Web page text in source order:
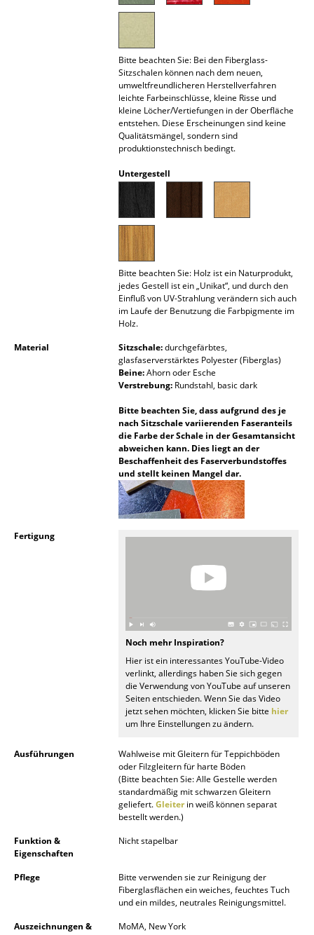
Nachttische & Bettzubehör
Figuren & Miniaturen
Aufbewahrungsboxen
Schlafzimmer
Diele
Balkon & Garten
Bitte beachten Sie: Bei den Fiberglass-
Sitzschalen können nach dem neuen,
umweltfreundlicheren Herstellverfahren
leichte Farbeinschlüsse, kleine Risse und
kleine Löcher/Vertiefungen in der Oberfläche
entstehen. Diese Erscheinungen sind keine
Qualitätsmängel, sondern sind
produktionstechnisch bedingt.
Untergestell
Bitte beachten Sie: Holz ist ein Naturprodukt,
jedes Gestell ist ein „Unikat“, und durch den
Einfluß von UV-Strahlung verändern sich auch
im Laufe der Benutzung die Farbpigmente im
Holz.
Material
Sitzschale:durchgefärbtes,
glasfaserverstärktes Polyester (Fiberglas)
Beine:Ahorn oder Esche
Verstrebung: Rundstahl, basic dark
Bitte beachten Sie, dass aufgrund des je
nach Sitzschale variierenden Faseranteils
die Farbe der Schale in der Gesamtansicht
abweichen kann. Dies liegt an der
Beschaffenheit des Faserverbundstoffes
und stellt keinen Mangel dar.
Fertigung
Noch mehr Inspiration?
Hier ist ein interessantes YouTube-Video
verlinkt, allerdings haben Sie sich gegen
die Verwendung von YouTube auf unseren
Seiten entschieden. Wenn Sie das Video
jetzt sehen möchten, klicken Sie bitte hier
um Ihre Einstellungen zu ändern.
Ausführungen
Wahlweise mit Gleitern für Teppichböden
oder Filzgleitern für harte Böden
(Bitte beachten Sie: Alle Gestelle werden
standardmäßig mit schwarzen Gleitern
geliefert.Gleiterin weiß können separat
bestellt werden.)
Funktion &
Eigenschaften
Nicht stapelbar
Pflege
Bitte verwenden sie zur Reinigung der
Fiberglasflächen ein weiches, feuchtes Tuch
und ein mildes, neutrales Reinigungsmittel.
Auszeichnungen &
MoMA, New York